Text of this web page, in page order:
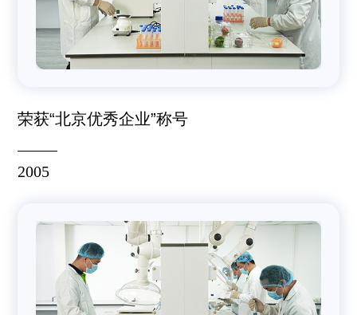
荣获“北京优秀企业”称号
2005